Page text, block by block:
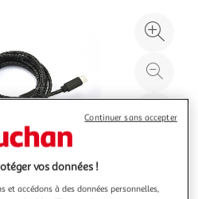
à
100
le
vos données !
et accédons à des données personnelles,
Continuer sans accepter